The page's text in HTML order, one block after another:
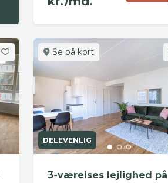
Se på kort
DELEVENLIG
3-værelses lejlighed på